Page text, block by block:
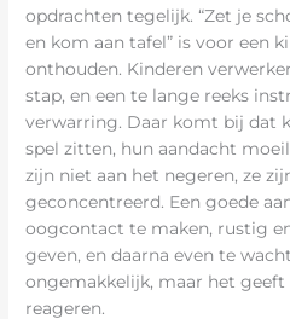
opdrachten tegelijk. “Zet je
en kom aan tafel” is voor een
onthouden. Kinderen
stap, en een te lange reeks
verwarring. Daar komt bij dat
spel zitten, hun aandacht
zijn niet aan het negeren, ze
geconcentreerd. Een goede
oogcontact te maken, rustig
geven, en daarna even te
ongemakkelijk, maar het
reageren.